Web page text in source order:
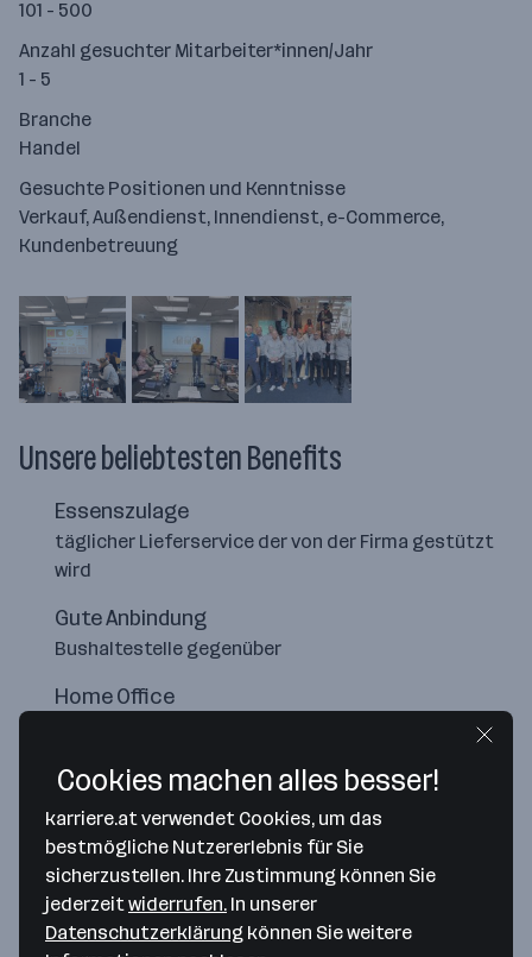
101 - 500
Anzahl gesuchter Mitarbeiter*innen/Jahr
1 - 5
Branche
Handel
Gesuchte Positionen und Kenntnisse
Verkauf, Außendienst, Innendienst, e-Commerce,
Kundenbetreuung
Unsere beliebtesten Benefits
Essenszulage
täglicher Lieferservice der von der Firma gestützt
wird
Gute Anbindung
Bushaltestelle gegenüber
Home Office
Cookies machen alles besser!
karriere.at verwendet Cookies, um das
bestmögliche Nutzererlebnis für Sie
sicherzustellen. Ihre Zustimmung können Sie
jederzeit widerrufen. In unserer
Datenschutzerklärung können Sie weitere